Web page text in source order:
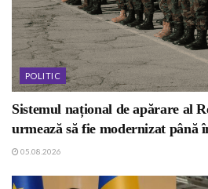
POLITIC
Sistemul național de apărare al
urmează să fie modernizat până
05.08.2026